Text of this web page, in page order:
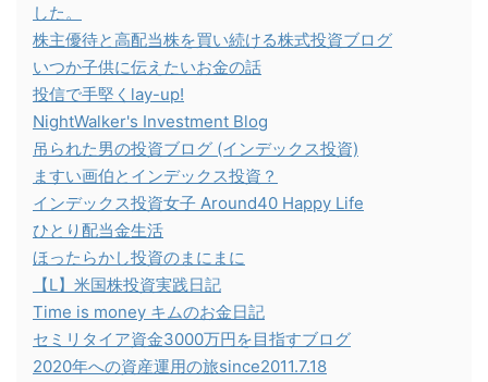
した。
株主優待と高配当株を買い続ける株式投資ブログ
いつか子供に伝えたいお金の話
投信で手堅くlay-up!
NightWalker's Investment Blog
吊られた男の投資ブログ (インデックス投資)
ますい画伯とインデックス投資？
インデックス投資女子 Around40 Happy Life
ひとり配当金生活
ほったらかし投資のまにまに
【L】米国株投資実践日記
Time is money キムのお金日記
セミリタイア資金3000万円を目指すブログ
2020年への資産運用の旅since2011.7.18